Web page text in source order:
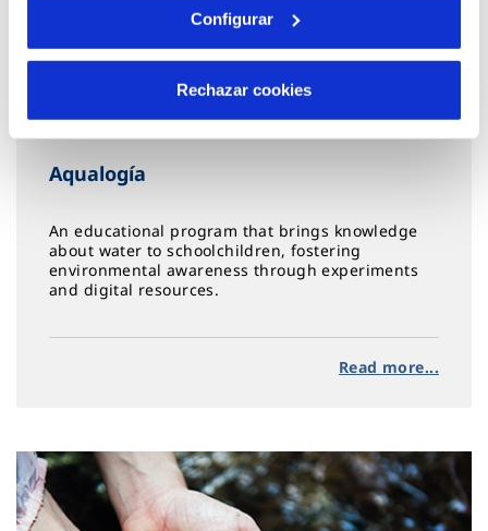
Configurar
Rechazar cookies
Aqualogía
An educational program that brings knowledge
about water to schoolchildren, fostering
environmental awareness through experiments
and digital resources.
Read more...